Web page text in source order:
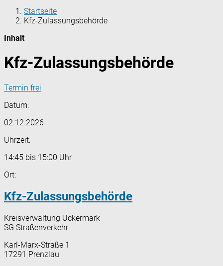
Startseite
Kfz-Zulassungsbehörde
Inhalt
Kfz-Zulassungsbehörde
Termin frei
Datum:
02.12.2026
Uhrzeit:
14:45 bis 15:00 Uhr
Ort:
Kfz-Zulassungsbehörde
Kreisverwaltung Uckermark
SG Straßenverkehr
Karl-Marx-Straße 1
17291 Prenzlau